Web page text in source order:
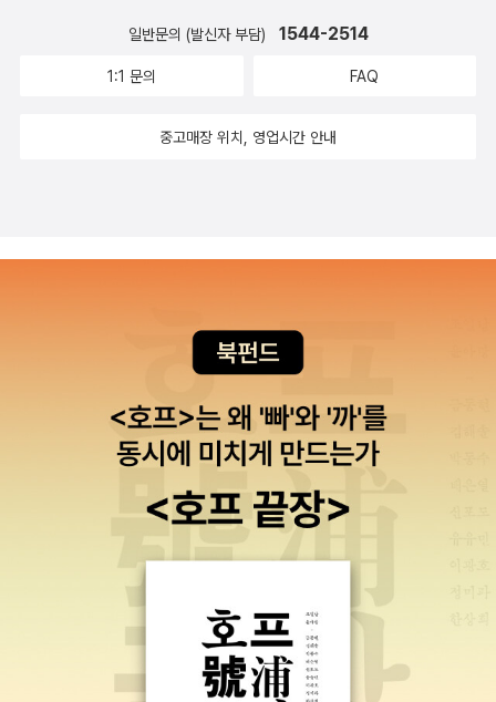
일반문의 (발신자 부담) 1544-2514
1:1 문의 FAQ
중고매장 위치, 영업시간 안내